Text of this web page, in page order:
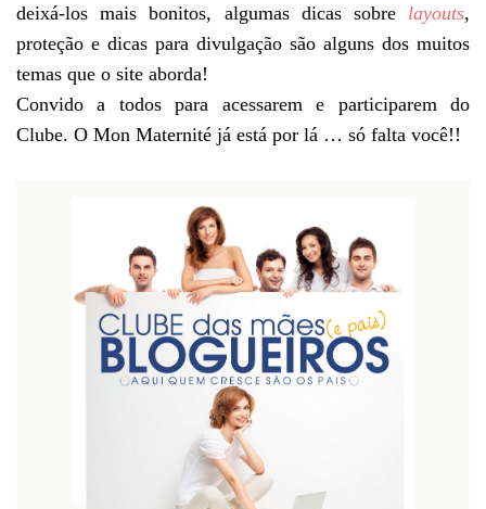
deixá-los mais bonitos, algumas dicas sobre layouts,
proteção e dicas para divulgação são alguns dos muitos
temas que o site aborda!
Convido a todos para acessarem e participarem do
Clube. O Mon Maternité já está por lá … só falta você!!